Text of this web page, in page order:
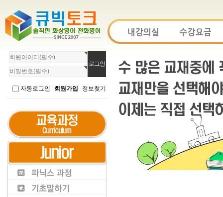
회
원
로
인
자동로그인 회원가입 정보찾기